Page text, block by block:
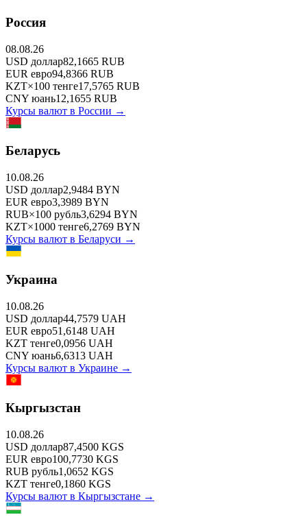
Россия
08.08.26
USD доллар82,1665 RUB
EUR евро94,8366 RUB
KZT×100 тенге17,5765 RUB
CNY юань12,1655 RUB
Курсы валют в России →
Беларусь
10.08.26
USD доллар2,9484 BYN
EUR евро3,3989 BYN
RUB×100 рубль3,6294 BYN
KZT×1000 тенге6,2769 BYN
Курсы валют в Беларуси →
Украина
10.08.26
USD доллар44,7579 UAH
EUR евро51,6148 UAH
KZT тенге0,0956 UAH
CNY юань6,6313 UAH
Курсы валют в Украине →
Кыргызстан
10.08.26
USD доллар87,4500 KGS
EUR евро100,7730 KGS
RUB рубль1,0652 KGS
KZT тенге0,1860 KGS
Курсы валют в Кыргызстане →